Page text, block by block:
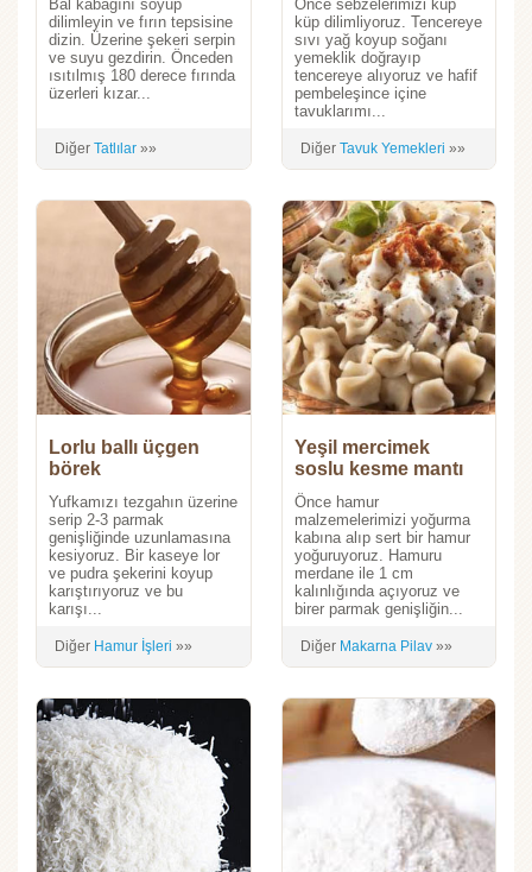
Bal kabağını soyup
dilimleyin ve fırın tepsisine
dizin. Üzerine şekeri serpin
ve suyu gezdirin. Önceden
ısıtılmış 180 derece fırında
üzerleri kızar...
Diğer Tatlılar »»
Önce sebzelerimizi küp
küp dilimliyoruz. Tencereye
sıvı yağ koyup soğanı
yemeklik doğrayıp
tencereye alıyoruz ve hafif
pembeleşince içine
tavuklarımı...
Diğer Tavuk Yemekleri »»
Lorlu ballı üçgen
börek
Yufkamızı tezgahın üzerine
serip 2-3 parmak
genişliğinde uzunlamasına
kesiyoruz. Bir kaseye lor
ve pudra şekerini koyup
karıştırıyoruz ve bu
karışı...
Diğer Hamur İşleri »»
Yeşil mercimek
soslu kesme mantı
Önce hamur
malzemelerimizi yoğurma
kabına alıp sert bir hamur
yoğuruyoruz. Hamuru
merdane ile 1 cm
kalınlığında açıyoruz ve
birer parmak genişliğin...
Diğer Makarna Pilav»»